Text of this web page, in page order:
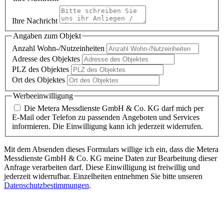
Ihre Nachricht
Angaben zum Objekt
Anzahl Wohn-/Nutzeinheiten
Adresse des Objektes
PLZ des Objektes
Ort des Objektes
Werbeeinwilligung
Die Metera Messdienste GmbH & Co. KG darf mich per
E-Mail oder Telefon zu passenden Angeboten und Services
informieren. Die Einwilligung kann ich jederzeit widerrufen.
Mit dem Absenden dieses Formulars willige ich ein, dass die Metera
Messdienste GmbH & Co. KG meine Daten zur Bearbeitung dieser
Anfrage verarbeiten darf. Diese Einwilligung ist freiwillig und
jederzeit widerrufbar. Einzelheiten entnehmen Sie bitte unseren
Datenschutzbestimmungen.